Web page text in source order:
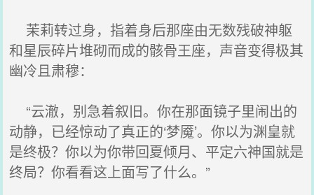
茉莉转过身，指着身后那座由无数残破神躯
和星辰碎片堆砌而成的骸骨王座，声音变得极其
幽冷且肃穆：
“云澈，别急着叙旧。你在那面镜子里闹出的
动静，已经惊动了真正的‘梦魇’。你以为渊皇就
是终极？你以为你带回夏倾月、平定六神国就是
终局？你看看这上面写了什么。”